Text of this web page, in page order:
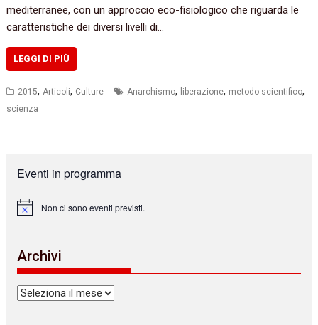
mediterranee,‭ ‬con un approccio eco-fisiologico che riguarda le
caratteristiche dei diversi livelli di…
LEGGI DI PIÙ
2015, Articoli, Culture Anarchismo, liberazione, metodo scientifico,
scienza
Eventi in programma
N
c
e
Non ci sono eventi previsti.
Archivi
Archivi